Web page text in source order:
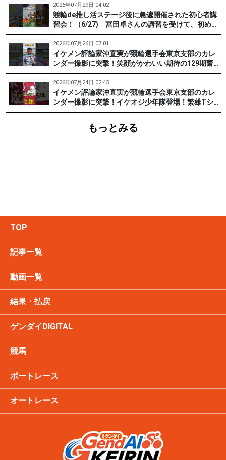
2026年07月29日 04:02
競輪de推し活ステージ後に急遽開催された初心者講
習会！（6/27) 冨田卓さんの講習を受けて、初めて
チャレンジした女子たち。果たして…？ #PR #松戸
けいりん #和田健太郎 #沖直実
2026年07月26日 07:01
イケメン評論家沖直実が競輪選手会東京支部のカレ
ンダー撮影に突撃！笑顔がかわいい期待の129期齋藤
宏樹選手登場！ #pr #松戸けいりん
2026年07月24日 02:45
イケメン評論家沖直実が競輪選手会東京支部のカレ
ンダー撮影に突撃！イケオジ少年隊登場！繁雄Tシャ
ツへの思いとは？ #PR #松戸けいりん #川口満広 #
浦山一栄 #市川健太
もっとみる
TOP
記事一覧
動画一覧
結果・払戻
ゲンダイDIGITAL
競馬
ボートレース
オートレース